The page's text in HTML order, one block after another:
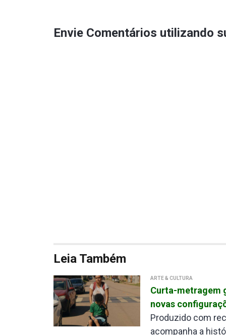
Envie Comentários utilizando
Leia Também
ARTE & CULTURA
Curta-metragem
novas
Produzido com
acompanha a